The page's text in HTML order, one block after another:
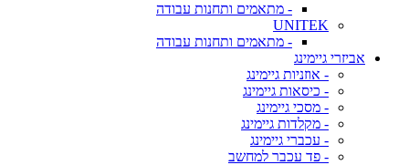
- מתאמים ותחנות עבודה
UNITEK
- מתאמים ותחנות עבודה
אביזרי גיימינג
- אוזניות גיימינג
- כיסאות גיימינג
- מסכי גיימינג
- מקלדות גיימינג
- עכברי גיימינג
- פד עכבר למחשב